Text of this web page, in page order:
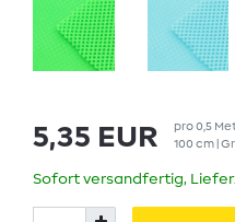
5,35 EUR pro0,5
100 cm |
Sofort versandfertig,